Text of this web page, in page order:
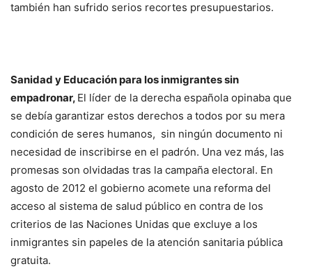
también han sufrido serios recortes presupuestarios.
Sanidad y Educación para los inmigrantes sin
empadronar, El líder de la derecha española opinaba que
se debía garantizar estos derechos a todos por su mera
condición de seres humanos, sin ningún documento ni
necesidad de inscribirse en el padrón. Una vez más, las
promesas son olvidadas tras la campaña electoral. En
agosto de 2012 el gobierno acomete una reforma del
acceso al sistema de salud público en contra de los
criterios de las Naciones Unidas que excluye a los
inmigrantes sin papeles de la atención sanitaria pública
gratuita.